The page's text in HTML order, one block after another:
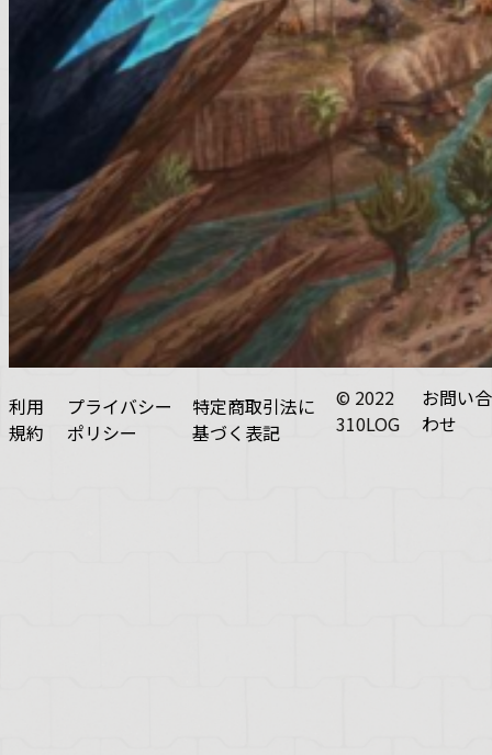
利用
規約
プライバシー
ポリシー
特定商取引法に
基づく表記
© 2022
310LOG
お問い合
わせ